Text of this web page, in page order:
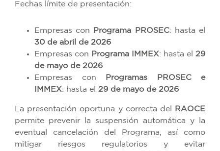
Fechas límite de presentación:
Empresas con Programa PROSEC: hasta el
30 de abril de 2026
Empresas con Programa IMMEX: hasta el 29
de mayo de 2026
Empresas con
Programas PROSEC e
IMMEX: hasta el 29 de mayo de 2026
La presentación oportuna y correcta del
RAOCE
permite prevenir la suspensión automática y la
eventual cancelación del Programa, así como
mitigar riesgos regulatorios y evitar